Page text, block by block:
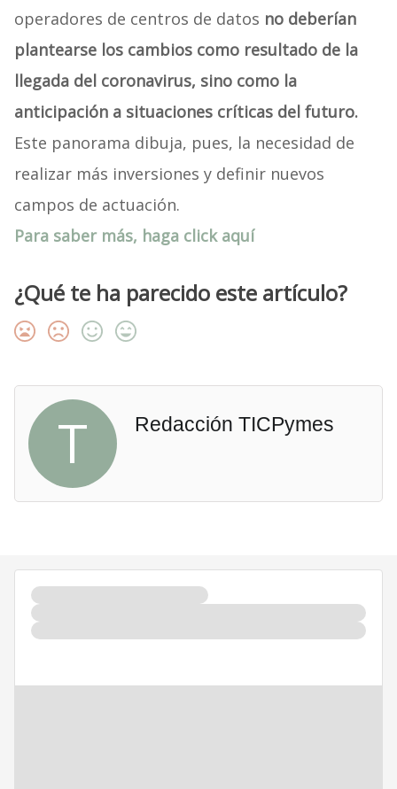
operadores de centros de datos no deberían
plantearse los cambios como resultado de la
llegada del coronavirus, sino como la
anticipación a situaciones críticas del futuro.
Este panorama dibuja, pues, la necesidad de
realizar más inversiones y definir nuevos
campos de actuación.
Para saber más, haga click aquí
¿Qué te ha parecido este artículo?
T Redacción TICPymes